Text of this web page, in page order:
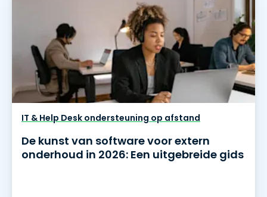
IT & Help Desk ondersteuning op afstand
De kunst van software voor extern
onderhoud in 2026: Een uitgebreide gids